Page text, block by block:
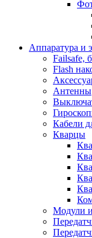
Аппаратура и
Failsafe,
Flash
Антенны
Кабели
Кварцы
Модули